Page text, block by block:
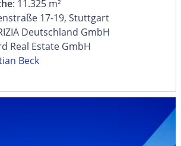
: 11.325 m²
17-19, Stuttgart
Deutschland GmbH
Real Estate GmbH
Beck